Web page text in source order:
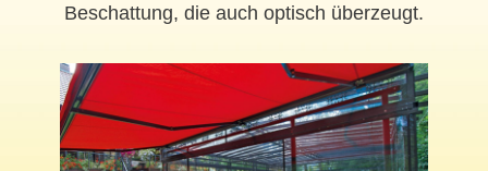
Beschattung, die auch optisch überzeugt.